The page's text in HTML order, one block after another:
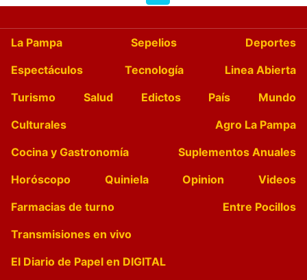
La Pampa Sepelios
Deportes
Espectáculos
Tecnología
Linea Abierta
Turismo
Salud Edictos País
Mundo
Culturales
Agro La Pampa
Cocina y Gastronomía
Suplementos Anuales
Horóscopo
Quiniela Opinion
Videos
Farmacias de turno
Entre Pocillos
Transmisiones en vivo
El Diario de Papel en DIGITAL